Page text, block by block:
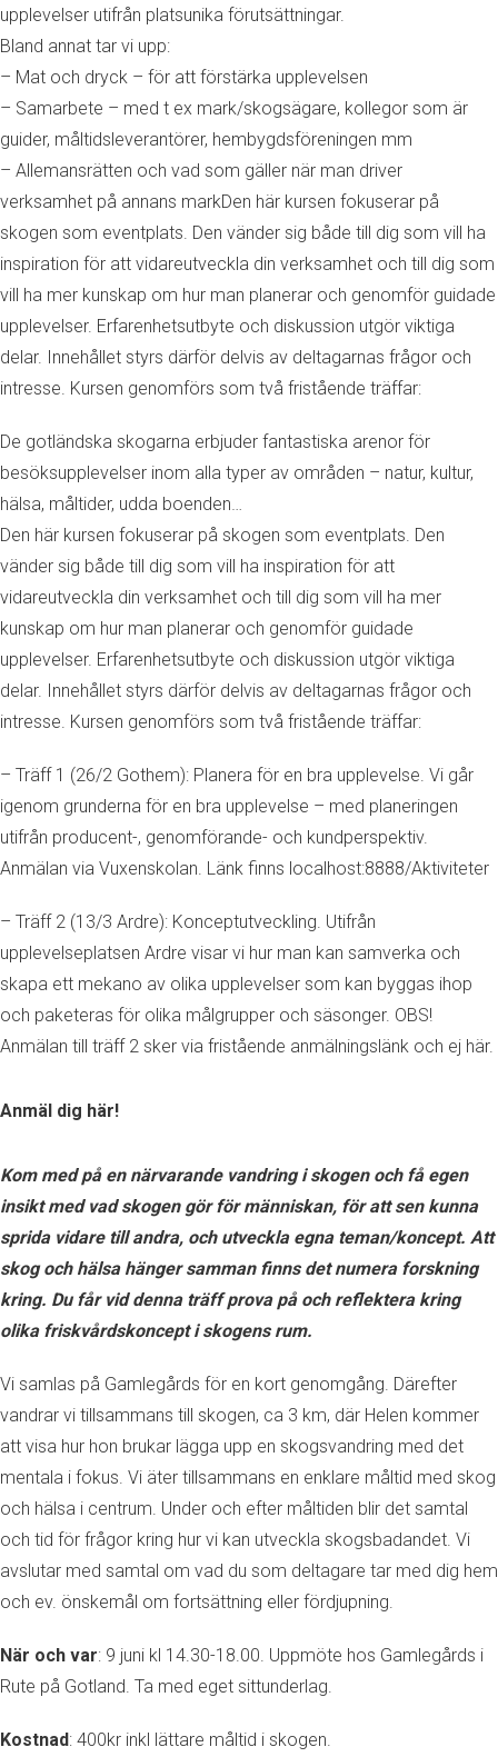
upplevelser utifrån platsunika förutsättningar.
Bland annat tar vi upp:
– Mat och dryck – för att förstärka upplevelsen
– Samarbete – med t ex mark/skogsägare, kollegor som är
guider, måltidsleverantörer, hembygdsföreningen mm
– Allemansrätten och vad som gäller när man driver
verksamhet på annans markDen här kursen fokuserar på
skogen som eventplats. Den vänder sig både till dig som vill ha
inspiration för att vidareutveckla din verksamhet och till dig som
vill ha mer kunskap om hur man planerar och genomför guidade
upplevelser. Erfarenhetsutbyte och diskussion utgör viktiga
delar. Innehållet styrs därför delvis av deltagarnas frågor och
intresse. Kursen genomförs som två fristående träffar:
De gotländska skogarna erbjuder fantastiska arenor för
besöksupplevelser inom alla typer av områden – natur, kultur,
hälsa, måltider, udda boenden…
Den här kursen fokuserar på skogen som eventplats. Den
vänder sig både till dig som vill ha inspiration för att
vidareutveckla din verksamhet och till dig som vill ha mer
kunskap om hur man planerar och genomför guidade
upplevelser. Erfarenhetsutbyte och diskussion utgör viktiga
delar. Innehållet styrs därför delvis av deltagarnas frågor och
intresse. Kursen genomförs som två fristående träffar:
– Träff 1 (26/2 Gothem): Planera för en bra upplevelse. Vi går
igenom grunderna för en bra upplevelse – med planeringen
utifrån producent-, genomförande- och kundperspektiv.
Anmälan via Vuxenskolan. Länk finns localhost:8888/Aktiviteter
– Träff 2 (13/3 Ardre): Konceptutveckling. Utifrån
upplevelseplatsen Ardre visar vi hur man kan samverka och
skapa ett mekano av olika upplevelser som kan byggas ihop
och paketeras för olika målgrupper och säsonger. OBS!
Anmälan till träff 2 sker via fristående anmälningslänk och ej här.
Anmäl dig här!
Kom med på en närvarande vandring i skogen och få egen
insikt med vad skogen gör för människan, för att sen kunna
sprida vidare till andra, och utveckla egna teman/koncept. Att
skog och hälsa hänger samman finns det numera forskning
kring. Du får vid denna träff prova på och reflektera kring
olika friskvårdskoncept i skogens rum.
Vi samlas på Gamlegårds för en kort genomgång. Därefter
vandrar vi tillsammans till skogen, ca 3 km, där Helen kommer
att visa hur hon brukar lägga upp en skogsvandring med det
mentala i fokus. Vi äter tillsammans en enklare måltid med skog
och hälsa i centrum. Under och efter måltiden blir det samtal
och tid för frågor kring hur vi kan utveckla skogsbadandet. Vi
avslutar med samtal om vad du som deltagare tar med dig hem
och ev. önskemål om fortsättning eller fördjupning.
När och var: 9 juni kl 14.30-18.00. Uppmöte hos Gamlegårds i
Rute på Gotland. Ta med eget sittunderlag.
Kostnad: 400kr inkl lättare måltid i skogen.